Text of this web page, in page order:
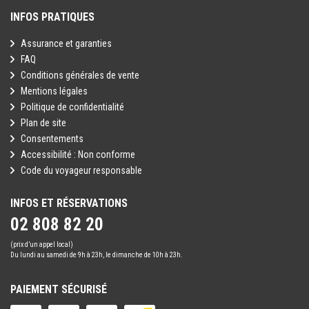
INFOS PRATIQUES
Assurance et garanties
FAQ
Conditions générales de vente
Mentions légales
Politique de confidentialité
Plan de site
Consentements
Accessibilité : Non conforme
Code du voyageur responsable
INFOS ET RÉSERVATIONS
02 808 82 20
(prix d’un appel local)
Du lundi au samedi de 9h à 23h, le dimanche de 10h à 23h.
PAIEMENT SÉCURISÉ